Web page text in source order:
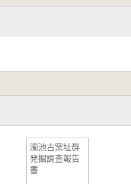
濁池古窯址群
発掘調査報告
書